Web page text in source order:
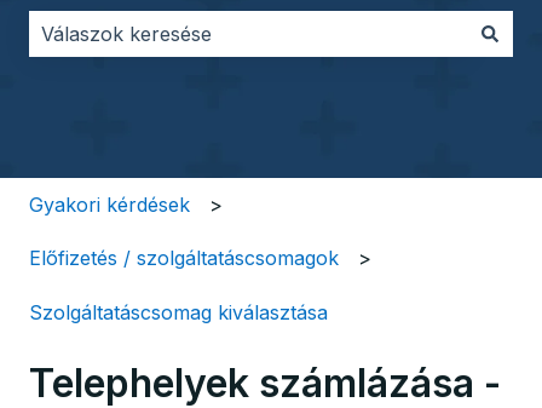
Gyakori kérdések
Előfizetés / szolgáltatáscsomagok
Szolgáltatáscsomag kiválasztása
Telephelyek számlázása -